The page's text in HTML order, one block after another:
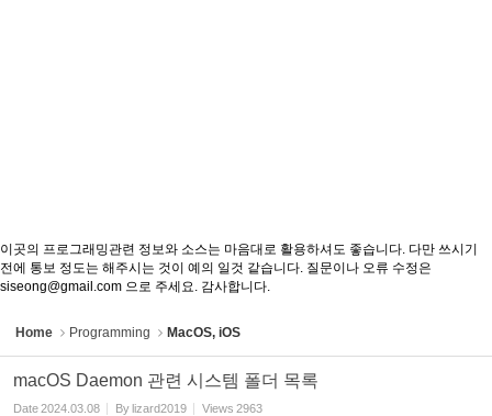
이곳의 프로그래밍관련 정보와 소스는 마음대로 활용하셔도 좋습니다. 다만 쓰시기
전에 통보 정도는 해주시는 것이 예의 일것 같습니다. 질문이나 오류 수정은
siseong@gmail.com 으로 주세요. 감사합니다.
Home Programming MacOS, iOS
macOS Daemon 관련 시스템 폴더 목록
Date2024.03.08 Bylizard2019 Views 2963